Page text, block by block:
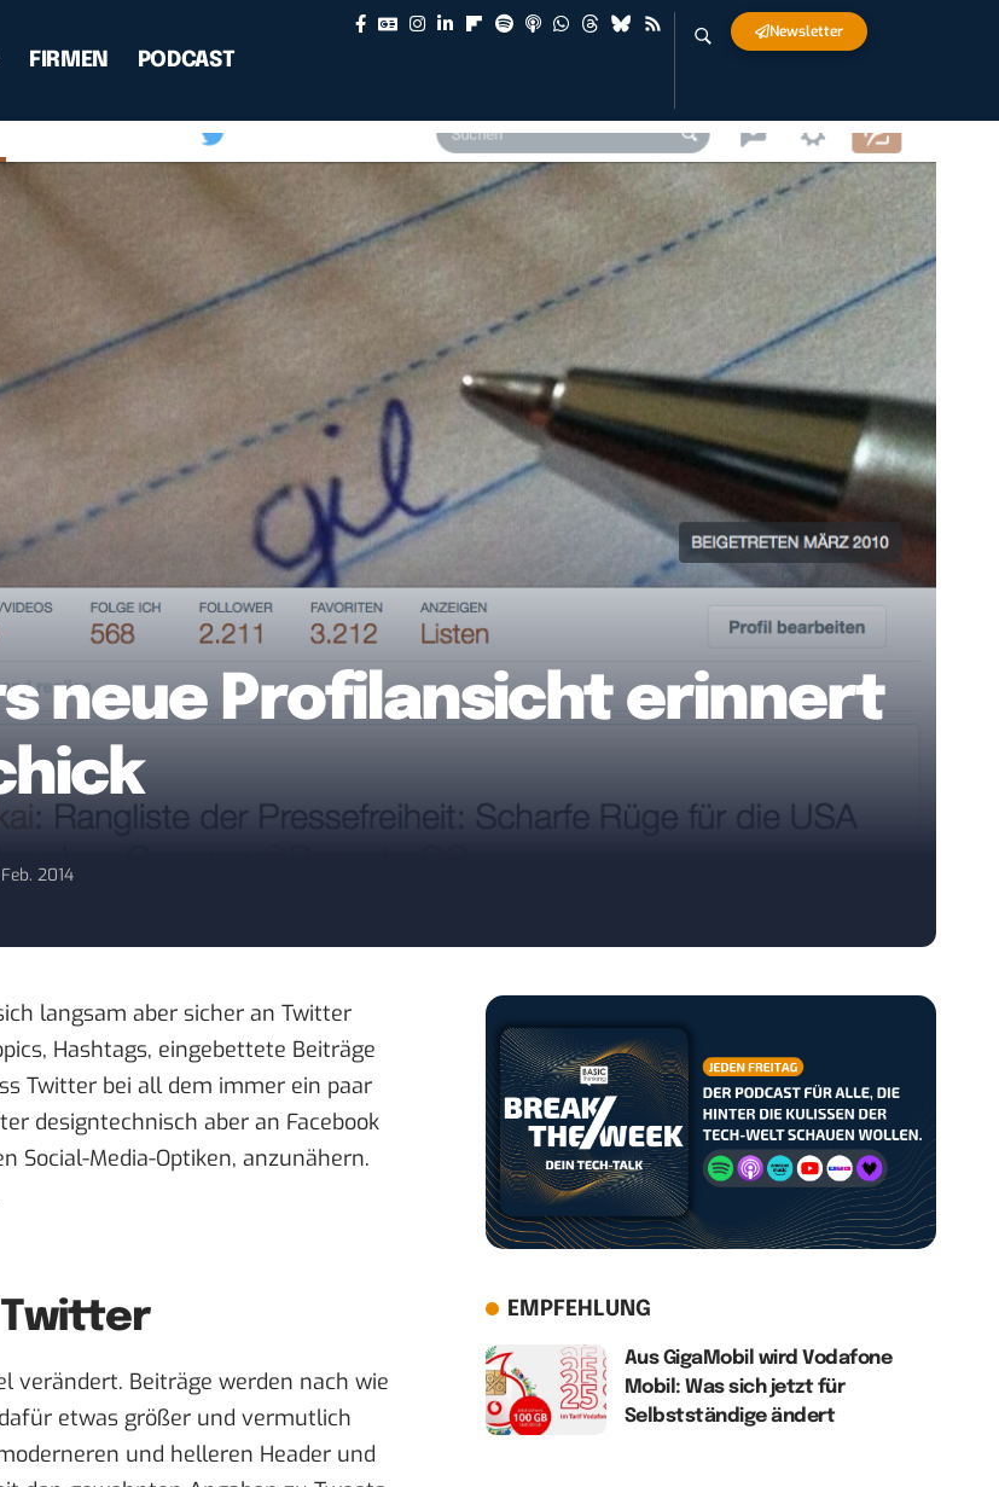
FIRMEN PODCAST
Newsletter
neue Profilansicht erinnert
2014
langsam aber sicher an Twitter
Hashtags, eingebettete Beiträge
Twitter bei all dem immer ein paar
designtechnisch aber an Facebook
Social-Media-Optiken, anzunähern.
Twitter
verändert. Beiträge werden nach wie
etwas größer und vermutlich
und helleren Header und
EMPFEHLUNG
Aus GigaMobil wird Vodafone
Mobil: Was sich jetzt für
Selbstständige ändert